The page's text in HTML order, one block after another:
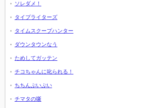
ソレダメ！
タイプライターズ
タイムスクープハンター
ダウンタウンなう
ためしてガッテン
チコちゃんに叱られる！
ちちんぷいぷい
チマタの噺